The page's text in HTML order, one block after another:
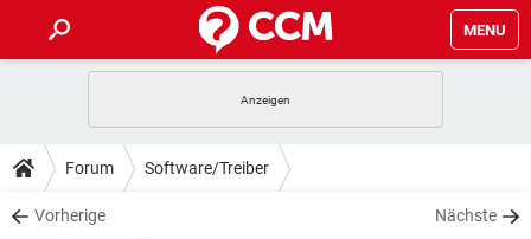
MENU
ANDROID IOS
WINDOWS 10
TIPPS & TRICKS
SPIELE
DOWNLOADS
Forum Software/Treiber
Vorherige Nächste